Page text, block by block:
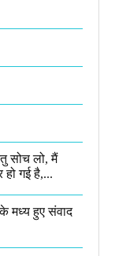
सोच लो, मैं
हो गई है,...
के मध्य हुए संवाद